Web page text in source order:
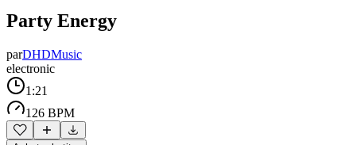
Party Energy
parDHDMusic
electronic
1:21
126 BPM